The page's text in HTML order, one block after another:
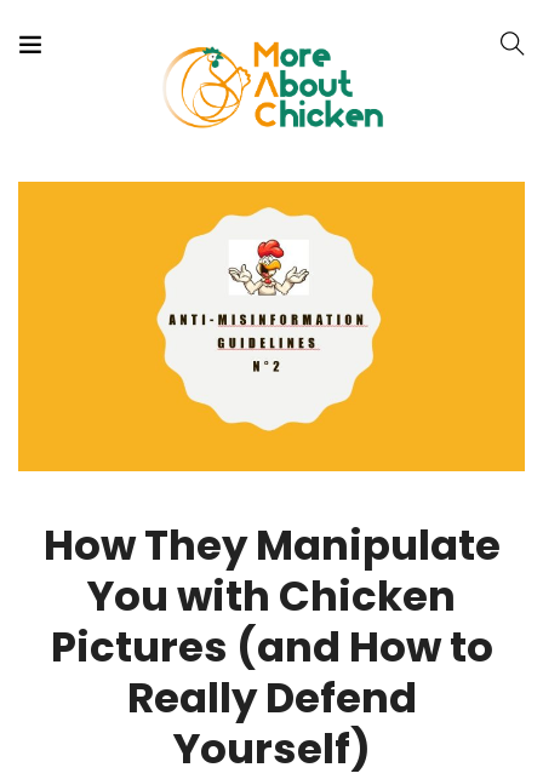
How They Manipulate
You with Chicken
Pictures (and How to
Really Defend
Yourself)